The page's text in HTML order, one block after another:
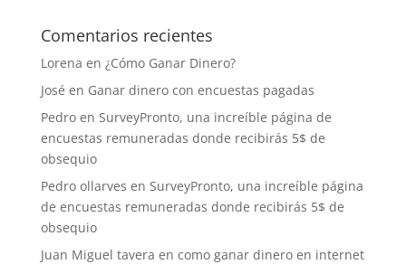
Comentarios recientes
Lorena en ¿Cómo Ganar Dinero?
José en Ganar dinero con encuestas pagadas
Pedroen SurveyPronto, una increíble página de
encuestas remuneradas donde recibirás 5$ de
obsequio
Pedro ollarves en SurveyPronto, una increíble página
de encuestas remuneradas donde recibirás 5$ de
obsequio
Juan Miguel tavera en como ganar dinero en internet